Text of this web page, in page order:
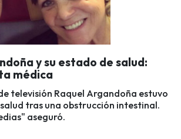
y su estado de salud:
médica
televisión Raquel Argandoña estuvo
tras una obstrucción intestinal.
aseguró.